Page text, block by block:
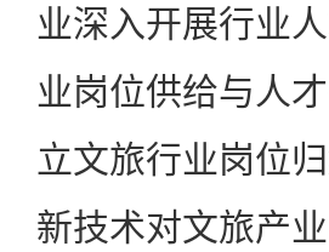
业深入开展行业
业岗位供给与人
立文旅行业岗位
新技术对文旅产